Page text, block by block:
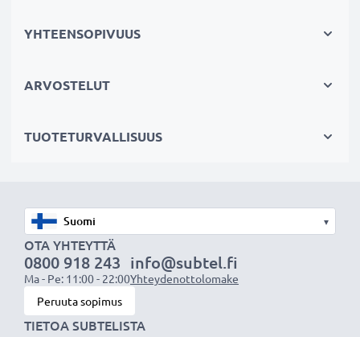
pidempi käyttöikä ja tehokas suorituskyky
täyttämään korkeimmat turvallisuus- ja
asennus ja täydellinen istuvuus, sopii myös
Huomio:Maksimaalisen akun suorituskyvyn,
tehokkuuden ja käyttöiän varmistamiseksi lataa akku
täyteen ennen ensimmäistä käyttökertaa.
Jokainen CELLONIC tarvikeakkumme testataan
tarkasti parhaan suorituskyvyn ja pitkäkestoisen
YHTEENSOPIVUUS
ARVOSTELUT
TUOTETURVALLISUUS
▾
OTA YHTEYTTÄ
0800 918 243
Ma - Pe: 11:00 - 22:00
info@subtel.fi
Yhteydenottolomake
Peruuta sopimus
TIETOA SUBTELISTA